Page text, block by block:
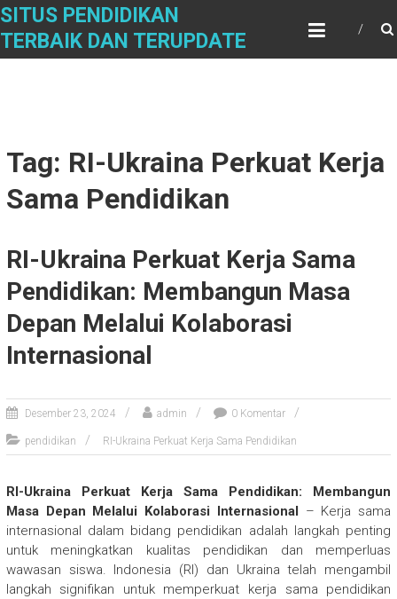
Skip
content
SITUS PENDIDIKAN
TERBAIK DAN TERUPDATE
Tag: RI-Ukraina Perkuat Kerja
Sama Pendidikan
RI-Ukraina Perkuat Kerja Sama
Pendidikan: Membangun Masa
Depan Melalui Kolaborasi
Internasional
Desember 23, 2024 admin 0 Komentar
pendidikan RI-Ukraina Perkuat Kerja Sama Pendidikan
RI-Ukraina Perkuat Kerja Sama Pendidikan: Membangun
Masa Depan Melalui Kolaborasi Internasional – Kerja sama
internasional dalam bidang pendidikan adalah langkah penting
untuk meningkatkan kualitas pendidikan dan memperluas
wawasan siswa. Indonesia (RI) dan Ukraina telah mengambil
langkah signifikan untuk memperkuat kerja sama pendidikan